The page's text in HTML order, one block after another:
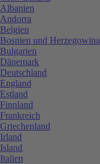
Albanien
Andorra
Belgien
Bosnien und Herzegowina
Bulgarien
Dänemark
Deutschland
England
Estland
Finnland
Frankreich
Griechenland
Irland
Island
Italien